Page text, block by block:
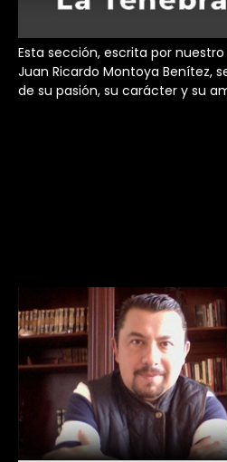
Esta sección, escrita por
Juan Ricardo Montoya Benítez,
de su pasión, su carácter y su